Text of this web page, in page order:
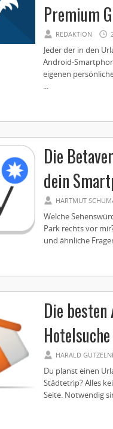
Premium
REDAKTION
Jeder der in den
Android-
eigenen
...
Die
dein
HARTMUT
Welche
Park rechts vor
und ähnliche
Die
Hotelsuche
HARALD
Du planst einen
Städtetrip? Alles
Seite. Notwendig